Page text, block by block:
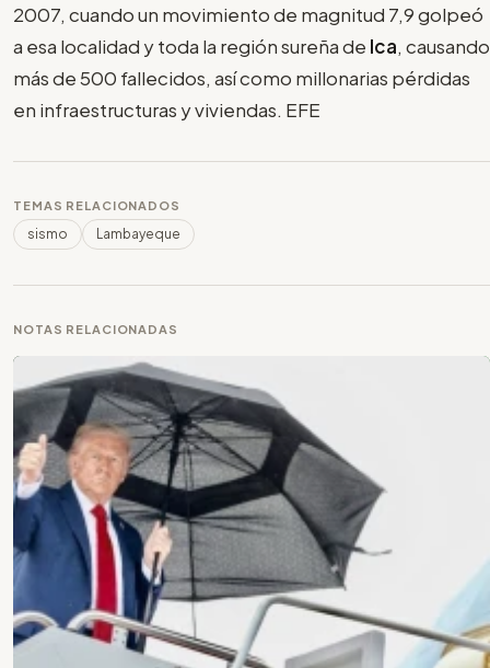
2007, cuando un movimiento de magnitud 7,9 golpeó
a esa localidad y toda la región sureña de Ica, causando
más de 500 fallecidos, así como millonarias pérdidas
en infraestructuras y viviendas. EFE
TEMAS RELACIONADOS
sismo Lambayeque
NOTAS RELACIONADAS